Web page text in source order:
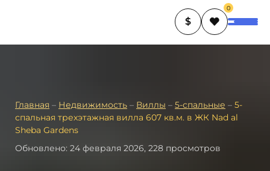
$
0
Главная – Недвижимость – Виллы – 5-спальные – 5-
спальная трехэтажная вилла 607 кв.м. в ЖК Nad al
Sheba Gardens
Обновлено: 24 февраля 2026, 228 просмотров